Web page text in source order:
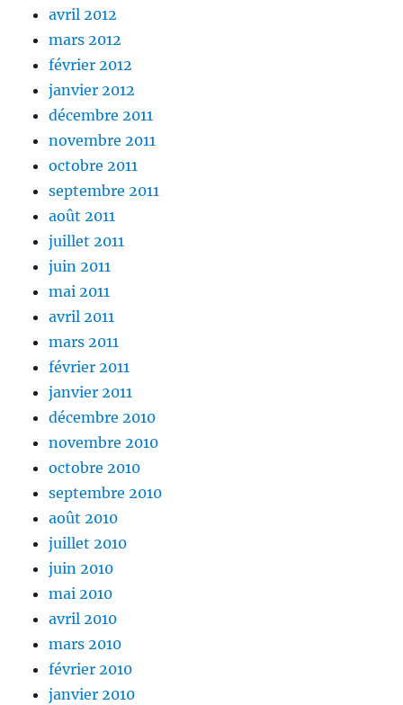
avril 2012
mars 2012
février 2012
janvier 2012
décembre 2011
novembre 2011
octobre 2011
septembre 2011
août 2011
juillet 2011
juin 2011
mai 2011
avril 2011
mars 2011
février 2011
janvier 2011
décembre 2010
novembre 2010
octobre 2010
septembre 2010
août 2010
juillet 2010
juin 2010
mai 2010
avril 2010
mars 2010
février 2010
janvier 2010